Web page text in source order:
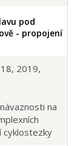
pod
- propojení
2019,
na
cyklostezky